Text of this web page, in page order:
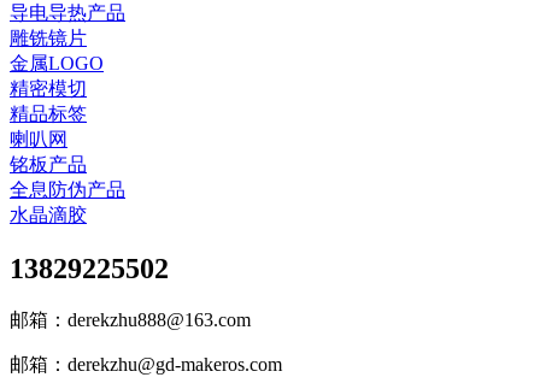
导电导热产品
雕铣镜片
金属LOGO
精密模切
精品标签
喇叭网
铭板产品
全息防伪产品
水晶滴胶
13829225502
邮箱：derekzhu888@163.com
邮箱：derekzhu@gd-makeros.com